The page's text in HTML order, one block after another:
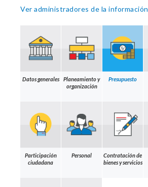
Ver administradores de la información
Datos generales
Planeamiento y
organización
Presupuesto
Participación
ciudadana
Personal
Contratación de
bienes y servicios